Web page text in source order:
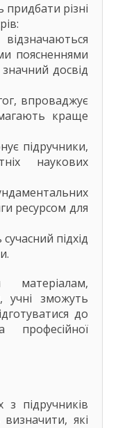
різні
поясненнями
досвід
впроваджує
краще
підручники,
наукових
ресурсом для
підхід
учні зможуть
до
підручників
які